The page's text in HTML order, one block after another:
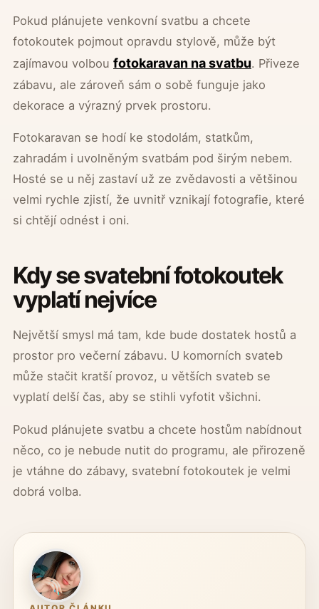
Pokud plánujete venkovní svatbu a chcete
fotokoutek pojmout opravdu stylově, může být
zajímavou volbou fotokaravan na svatbu. Přiveze
zábavu, ale zároveň sám o sobě funguje jako
dekorace a výrazný prvek prostoru.
Fotokaravan se hodí ke stodolám, statkům,
zahradám i uvolněným svatbám pod širým nebem.
Hosté se u něj zastaví už ze zvědavosti a většinou
velmi rychle zjistí, že uvnitř vznikají fotografie, které
si chtějí odnést i oni.
Kdy se svatební fotokoutek
vyplatí nejvíce
Největší smysl má tam, kde bude dostatek hostů a
prostor pro večerní zábavu. U komorních svateb
může stačit kratší provoz, u větších svateb se
vyplatí delší čas, aby se stihli vyfotit všichni.
Pokud plánujete svatbu a chcete hostům nabídnout
něco, co je nebude nutit do programu, ale přirozeně
je vtáhne do zábavy, svatební fotokoutek je velmi
dobrá volba.